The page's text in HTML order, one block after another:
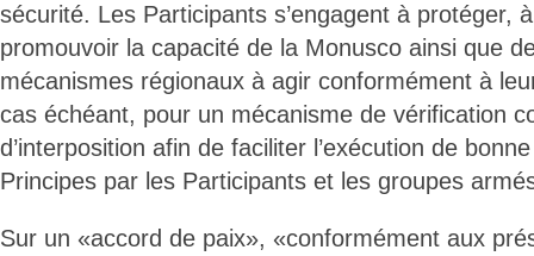
sécurité. Les Participants s’engagent à protéger,
promouvoir la capacité de la Monusco ainsi que
mécanismes régionaux à agir conformément à
cas échéant, pour un mécanisme de vérification
d’interposition afin de faciliter l’exécution de
Principes par les Participants et les groupes
Sur un «accord de paix», «conformément aux